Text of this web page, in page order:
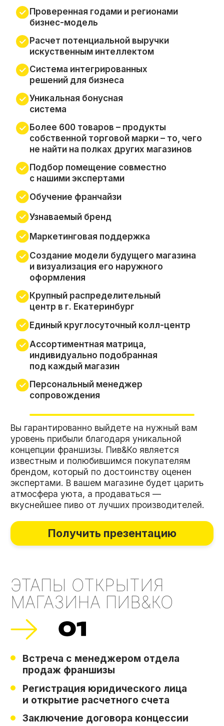
Вы гарантированно выйдете на нужный вам
уровень прибыли благодаря уникальной
концепции франшизы. Пив&Ко является
известным и полюбившимся покупателям
брендом, который по достоинству оценен
экспертами. В вашем магазине будет царить
атмосфера уюта, а продаваться —
вкуснейшее пиво от лучших производителей.
Получить презентацию
Персональный менеджер
ЭТАПЫ ОТКРЫТИЯ
МАГАЗИНА ПИВ&КО
Заключение договора концессии
и оплата паушального взноса
Регистрация юридического лица
и открытие расчетного счета
Встреча с менеджером отдела
продаж франшизы
Ведение бизнеса и получение
прибыли
Сопровождение персональным
менеджером
Праздничное открытие магазина
Техническое открытие магазина
Закуп товара
Подбор персонала
Строительство магазина
Обучение
подписание договора аренды
ОТКРЫТИЕ ВТОРОГО
МАГАЗИНА